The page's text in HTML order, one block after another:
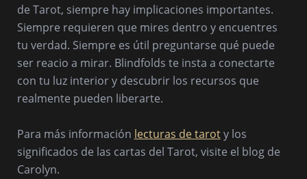
de Tarot, siempre hay implicaciones importantes.
Siempre requieren que mires dentro y encuentres
tu verdad. Siempre es útil preguntarse qué puede
ser reacio a mirar. Blindfolds te insta a conectarte
con tu luz interior y descubrir los recursos que
realmente pueden liberarte.
Para más información lecturas de taroty los
significados de las cartas del Tarot, visite el blog de
Carolyn.